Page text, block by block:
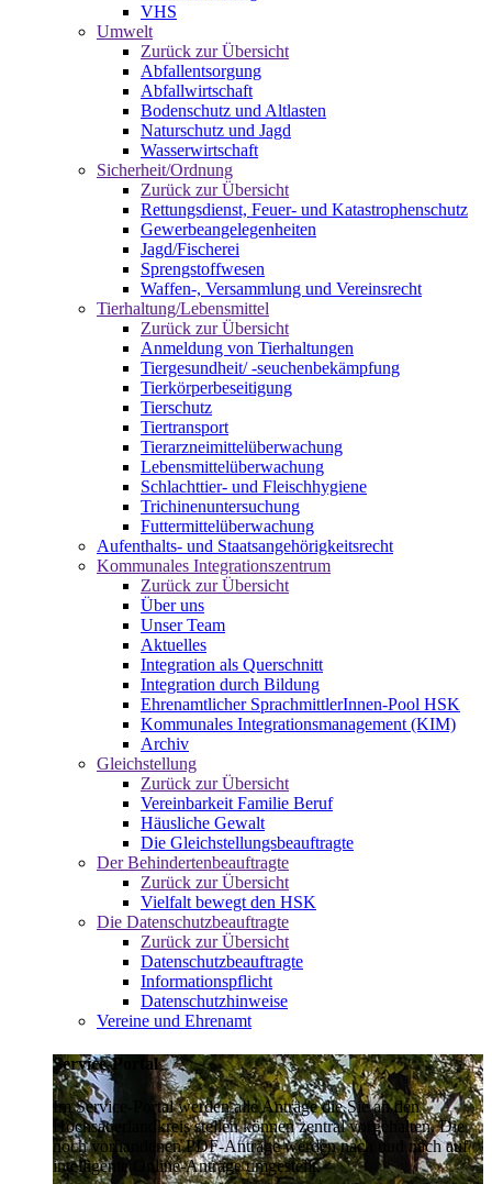
VHS
Umwelt
Zurück zur Übersicht
Abfallentsorgung
Abfallwirtschaft
Bodenschutz und Altlasten
Naturschutz und Jagd
Wasserwirtschaft
Sicherheit/Ordnung
Zurück zur Übersicht
Rettungsdienst, Feuer- und Katastrophenschutz
Gewerbeangelegenheiten
Jagd/Fischerei
Sprengstoffwesen
Waffen-, Versammlung und Vereinsrecht
Tierhaltung/Lebensmittel
Zurück zur Übersicht
Anmeldung von Tierhaltungen
Tiergesundheit/ -seuchenbekämpfung
Tierkörperbeseitigung
Tierschutz
Tiertransport
Tierarzneimittelüberwachung
Lebensmittelüberwachung
Schlachttier- und Fleischhygiene
Trichinenuntersuchung
Futtermittelüberwachung
Aufenthalts- und Staatsangehörigkeitsrecht
Kommunales Integrationszentrum
Zurück zur Übersicht
Über uns
Unser Team
Aktuelles
Integration als Querschnitt
Integration durch Bildung
Ehrenamtlicher SprachmittlerInnen-Pool HSK
Kommunales Integrationsmanagement (KIM)
Archiv
Gleichstellung
Zurück zur Übersicht
Vereinbarkeit Familie Beruf
Häusliche Gewalt
Die Gleichstellungsbeauftragte
Der Behindertenbeauftragte
Zurück zur Übersicht
Vielfalt bewegt den HSK
Die Datenschutzbeauftragte
Zurück zur Übersicht
Datenschutzbeauftragte
Informationspflicht
Datenschutzhinweise
Vereine und Ehrenamt
Service-Portal
Im Service-Portal werden alle Anträge die Sie an den
Hochsauerlandkreis stellen können zentral vorgehalten. Die
noch vorhandenen PDF-Anträge werden nach und nach auf
intelligente Online-Anträge umgestellt.